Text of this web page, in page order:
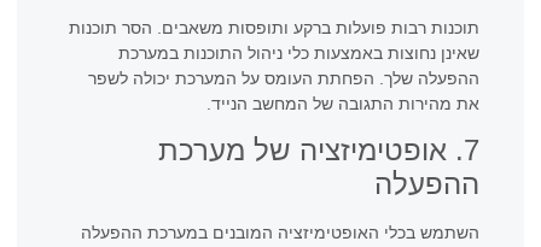
תוכנות רבות פועלות ברקע ותופסות משאבים. הסר תוכנות
שאינן נחוצות באמצעות כלי ניהול התוכנות במערכת
ההפעלה שלך. הפחתת העומס על המערכת יכולה לשפר
את מהירות התגובה של המחשב הנייד.
7. אופטימיזציה של מערכת
ההפעלה
השתמש בכלי האופטימיזציה המובנים במערכת ההפעלה